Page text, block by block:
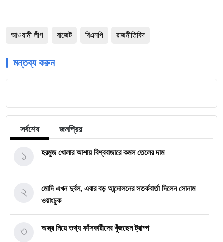
আওয়ামী লীগ বাজেট বিএনপি রাজনীতিবিদ
মন্তব্য করুন
সর্বশেষ জনপ্রিয়
হরমুজ খোলার আশায় বিশ্ববাজারে কমল তেলের দাম
১
মোদি এখন দুর্বল, এবার বড় আন্দোলনের সতর্কবার্তা দিলেন সোনাম
ওয়াংচুক
২
অস্ত্র নিয়ে তথ্য ফাঁসকারীদের খুঁজছেন ট্রাম্প
৩